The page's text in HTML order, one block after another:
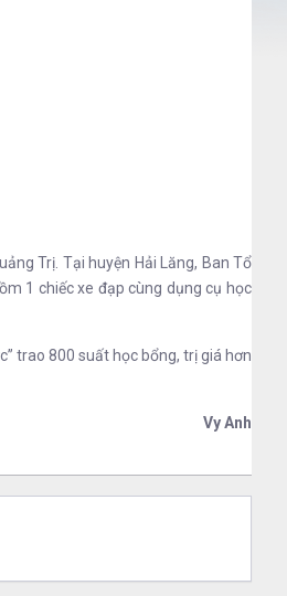
Trị. Tại huyện Hải Lăng, Ban Tổ
1 chiếc xe đạp cùng dụng cụ học
trao 800 suất học bổng, trị giá hơn
Vy Anh